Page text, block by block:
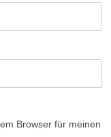
Browser für meinen